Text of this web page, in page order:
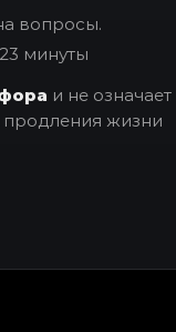
вопросы.
минуты
и не означает
продления жизни